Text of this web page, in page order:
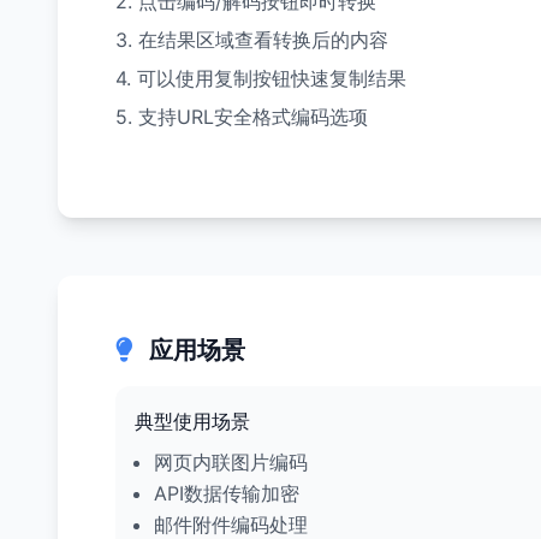
3. 在结果区域查看转换后的内容
4. 可以使用复制按钮快速复制结果
5. 支持URL安全格式编码选项
应用场景
典型使用场景
网页内联图片编码
API数据传输加密
邮件附件编码处理